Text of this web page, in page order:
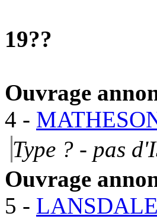
19??
Ouvrage
4 -
Type ? - pas
Ouvrage
5 -